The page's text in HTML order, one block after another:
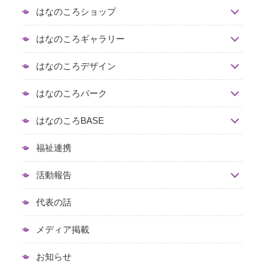
はなのころショップ
はなのころギャラリー
はなのころデザイン
はなのころパーク
はなのころBASE
福祉連携
活動報告
代表の話
メディア掲載
お知らせ